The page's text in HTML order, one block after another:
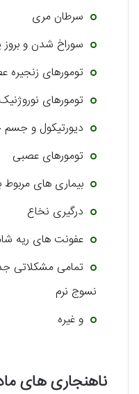
سرطان مری
سوراخ شدن و بروز
تومورهای زنجیره
تومورهای نوروژنیک
دیورتیکول و
تومورهای عصبی
بیماری های مربوط
درگیری نخاع
عفونت های ریه
تمامی مشکلاتی
نسوج نرم
و غیره
ناهنجاری های